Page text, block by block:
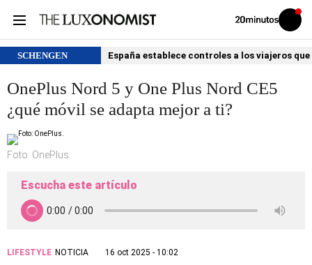
Volver
Iniciar
sesión
SCHENGEN España establece controles a los viajeros
OnePlus Nord 5 y One Plus Nord CE5
¿qué móvil se adapta mejor a ti?
Foto: OnePlus.
Escucha este artículo
LIFESTYLE NOTICIA
16 oct 2025 - 10:02